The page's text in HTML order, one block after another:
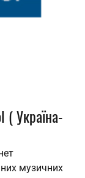
( Україна-
музичних